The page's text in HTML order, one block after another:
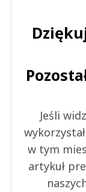
Jeśli
w tym
artykuł